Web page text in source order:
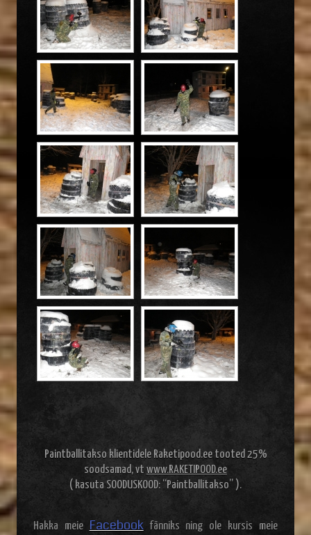
Paintballitakso klientidele Raketipood.ee tooted 25%
soodsamad, vt www.RAKETIPOOD.ee
( kasuta SOODUSKOOD: “Paintballitakso” ).
Hakka meie Facebookfänniks ning ole kursis meie